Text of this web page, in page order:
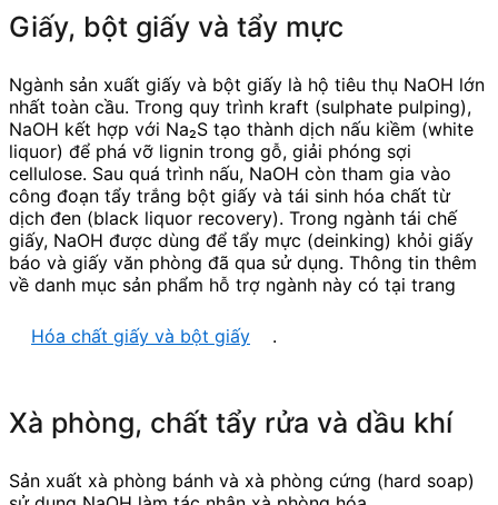
Giấy, bột giấy và tẩy mực
Ngành sản xuất giấy và bột giấy là hộ tiêu thụ NaOH lớn
nhất toàn cầu. Trong quy trình kraft (sulphate pulping),
NaOH kết hợp với Na₂S tạo thành dịch nấu kiềm (white
liquor) để phá vỡ lignin trong gỗ, giải phóng sợi
cellulose. Sau quá trình nấu, NaOH còn tham gia vào
công đoạn tẩy trắng bột giấy và tái sinh hóa chất từ
dịch đen (black liquor recovery). Trong ngành tái chế
giấy, NaOH được dùng để tẩy mực (deinking) khỏi giấy
báo và giấy văn phòng đã qua sử dụng. Thông tin thêm
về danh mục sản phẩm hỗ trợ ngành này có tại trang
Hóa chất giấy và bột giấy .
Xà phòng, chất tẩy rửa và dầu khí
Sản xuất xà phòng bánh và xà phòng cứng (hard soap)